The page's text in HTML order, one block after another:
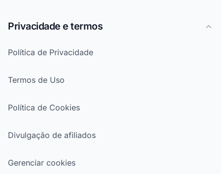
Privacidade e termos
Política de Privacidade
Termos de Uso
Política de Cookies
Divulgação de afiliados
Gerenciar cookies